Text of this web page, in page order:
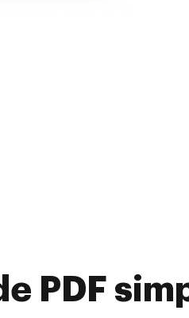
PDF